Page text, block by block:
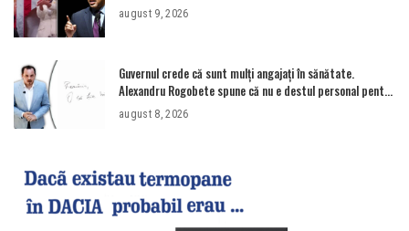
august 9, 2026
Guvernul crede că sunt mulţi angajaţi în sănătate.
Alexandru Rogobete spune că nu e destul personal pentru
combaterea infecţiilor nosocomiale
august 8, 2026